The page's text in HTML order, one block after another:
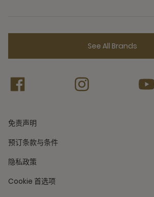
See All Brands
免责声明
预订条款与条件
隐私政策
Cookie 首选项